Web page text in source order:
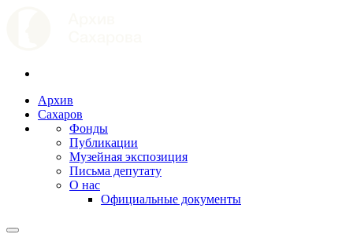
Архив
Сахаров
Фонды
Публикации
Музейная экспозиция
Письма депутату
О нас
Официальные документы